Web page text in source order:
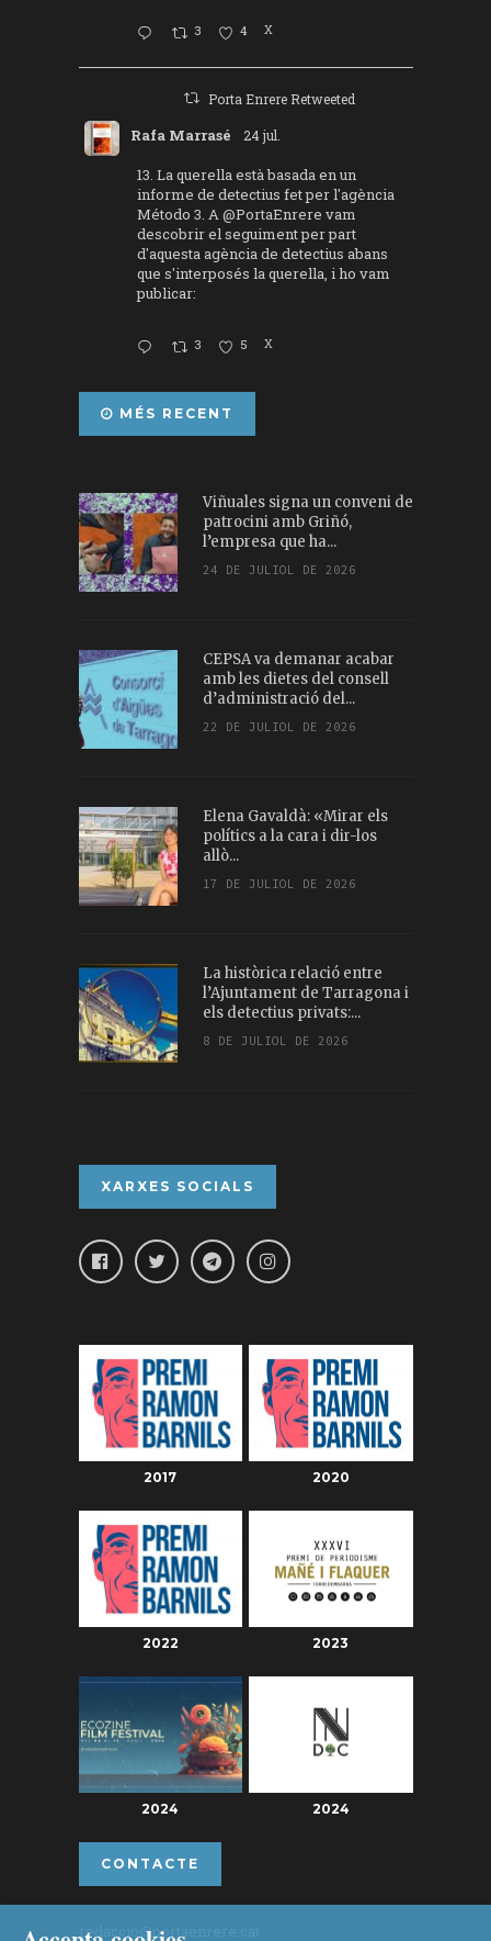
3 4 X
Porta Enrere Retweeted
Rafa Marrasé 24 jul.
13. La querella està basada en un
informe de detectius fet per l'agència
Método 3. A@PortaEnrere vam
descobrir el seguiment per part
d'aquesta agència de detectius abans
que s'interposés la querella, i ho vam
publicar:
3 5 X
MÉS RECENT
Viñuales signa un conveni de
patrocini amb Griñó,
l’empresa que ha...
24 DE JULIOL DE 2026
CEPSA va demanar acabar
amb les dietes del consell
d’administració del...
22 DE JULIOL DE 2026
Elena Gavaldà: «Mirar els
polítics a la cara i dir-los
allò...
17 DE JULIOL DE 2026
La històrica relació entre
l’Ajuntament de Tarragona i
els detectius privats:...
8 DE JULIOL DE 2026
XARXES SOCIALS
2017 2020
2022 2023
2024 2024
CONTACTE
redaccio@portaenrere.cat